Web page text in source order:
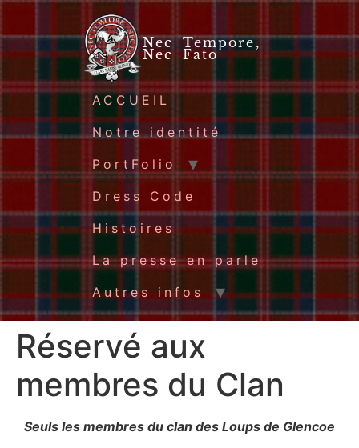
Nec Tempore,
Nec Fato
ACCUEIL
Notre identité
PortFolio
Dress Code
Histoires
La presse en parle
Autres infos
Réservé aux
membres du Clan
Seuls les membres du clan des Loups de Glencoe